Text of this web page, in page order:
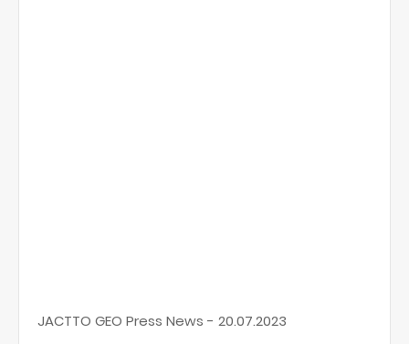
JACTTO GEO Press News - 20.07.2023